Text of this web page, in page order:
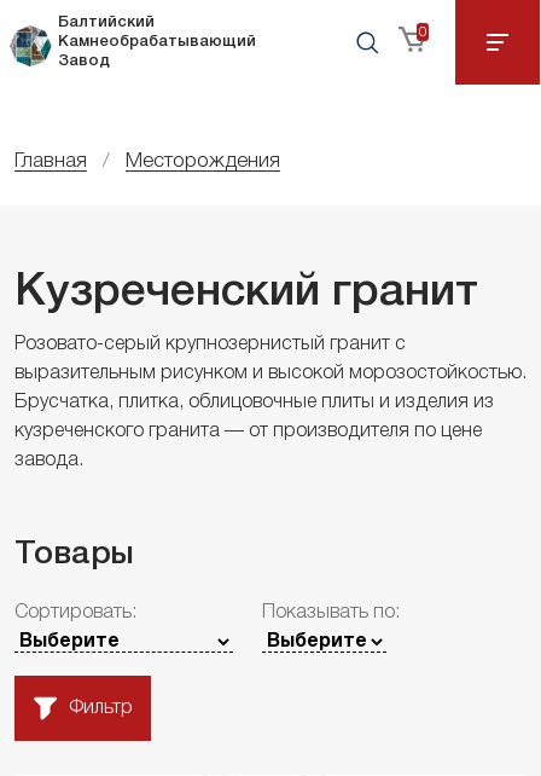
Балтийский
Камнеобрабатывающий
Завод
0
Главная Месторождения
Кузреченский гранит
Розовато-серый крупнозернистый гранит с
выразительным рисунком и высокой морозостойкостью.
Брусчатка, плитка, облицовочные плиты и изделия из
кузреченского гранита — от производителя по цене
завода.
Товары
Сортировать: Показывать по:
Фильтр